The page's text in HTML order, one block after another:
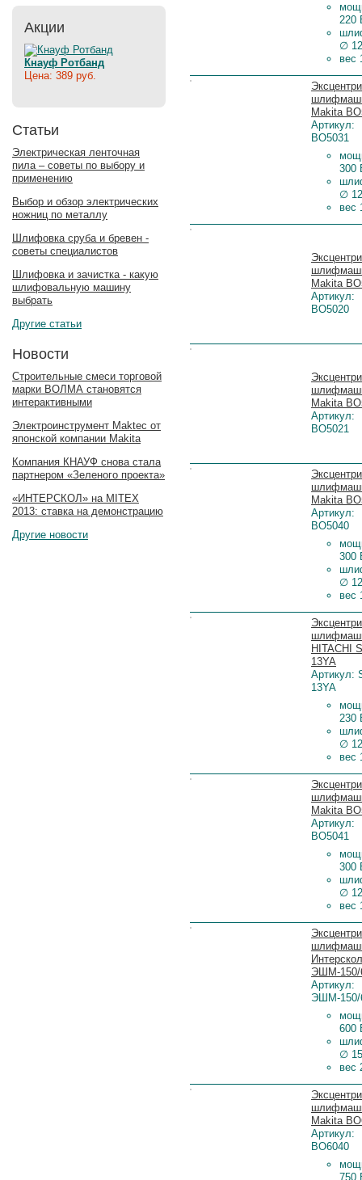
220
∅
вес
Makita
Артикул:
BO5031
300
∅
вес
Цена:
Makita
Артикул:
BO5020
Цена:
Makita
Артикул:
BO5021
Цена:
Makita
Артикул:
BO5040
300
∅
вес
Цена:
HITACHI
13YA
Артикул:
13YA
230
∅
вес
Цена:
Makita
Артикул:
BO5041
300
∅
вес
Цена:
Интерскол
ЭШМ-150/
Артикул:
ЭШМ-150/
600
∅
вес
Цена:
Makita
Артикул:
BO6040
750
Цена:
Акции
Кнауф Ротбанд
Цена: 389 руб.
Статьи
Электрическая ленточная
пила – советы по выбору и
применению
Выбор и обзор электрических
ножниц по металлу
Шлифовка сруба и бревен -
советы специалистов
Шлифовка и зачистка - какую
шлифовальную машину
выбрать
Другие статьи
Новости
Строительные смеси торговой
марки ВОЛМА становятся
интерактивными
Электроинструмент Maktec от
японской компании Makita
Компания КНАУФ снова стала
партнером «Зеленого проекта»
«ИНТЕРСКОЛ» на MITEX
2013: ставка на демонстрацию
Другие новости